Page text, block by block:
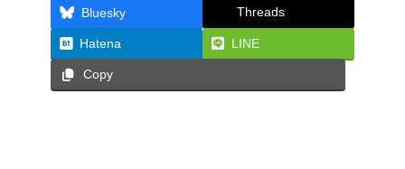
Bluesky Threads
Hatena LINE
Copy